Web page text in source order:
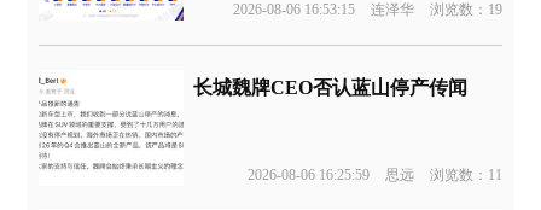
2026-08-06 16:53:15 连泽华 浏览数：19
长城魏牌CEO否认蓝山停产传闻
2026-08-06 16:25:59 思远 浏览数：11